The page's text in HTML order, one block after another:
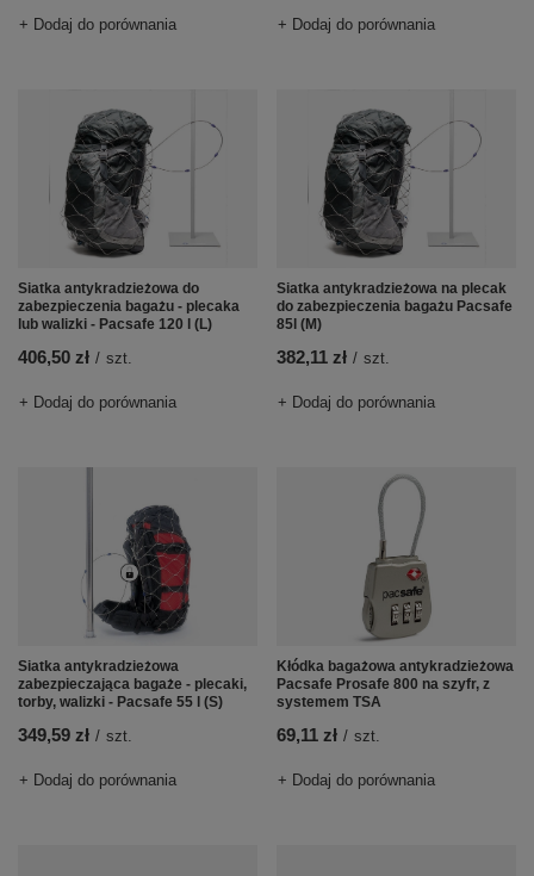
+ Dodaj do porównania + Dodaj do porównania
Siatka antykradzieżowa do
zabezpieczenia bagażu - plecaka
lub walizki - Pacsafe 120 l (L)
406,50 zł / szt.
+ Dodaj do porównania
Siatka antykradzieżowa na plecak
do zabezpieczenia bagażu Pacsafe
85l (M)
382,11 zł / szt.
+ Dodaj do porównania
Siatka antykradzieżowa
zabezpieczająca bagaże - plecaki,
torby, walizki - Pacsafe 55 l (S)
349,59 zł / szt.
+ Dodaj do porównania
Kłódka bagażowa antykradzieżowa
Pacsafe Prosafe 800 na szyfr, z
systemem TSA
69,11 zł / szt.
+ Dodaj do porównania